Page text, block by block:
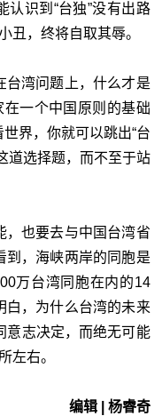
认识到“台独”没有出路
丑，终将自取其辱。
台湾问题上，什么才是
一个中国原则的基础
界，你就可以跳出“台
道选择题，而不至于站
，也要去与中国台湾省
到，海峡两岸的同胞是
万台湾同胞在内的14
白，为什么台湾的未来
意志决定，而绝无可能
左右。
编辑 | 杨睿奇